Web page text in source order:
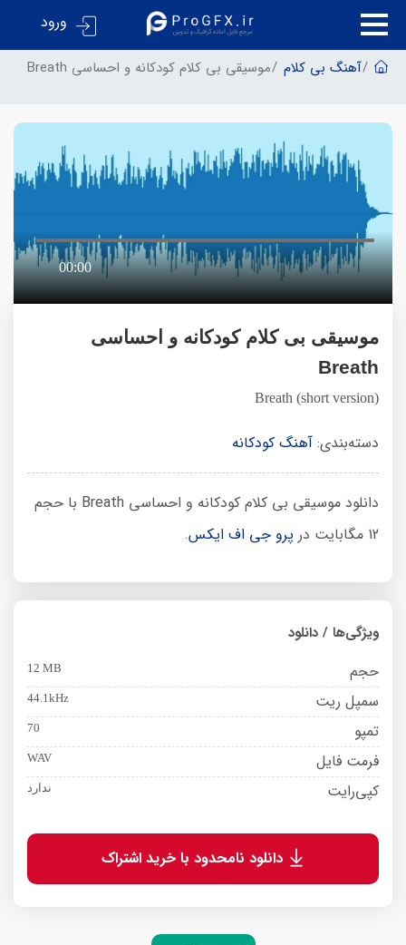
ورود
آهنگ بی کلام موسیقی بی کلام کودکانه و احساسی Breath
00:00
موسیقی بی کلام کودکانه و احساسی
Breath
Breath (short version)
دسته‌بندی: آهنگ کودکانه
دانلود موسیقی بی کلام کودکانه و احساسی Breath با حجم
12 مگابایت در
پرو جی اف ایکس.
ویژگی‌ها / دانلود
حجم 12 MB
سمپل ریت 44.1kHz
تمپو 70
فرمت فایل WAV
کپی‌رایت ندارد
دانلود نامحدود با خرید اشتراک